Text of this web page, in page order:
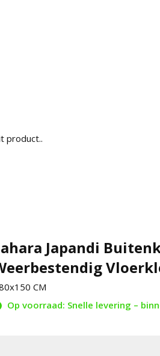
product..
Japandi
CM
Op voorraad: Snelle levering –